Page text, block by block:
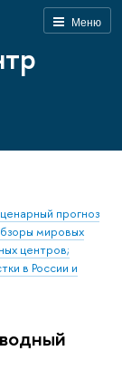
Меню
прогноз
мировых
центров;
в России и